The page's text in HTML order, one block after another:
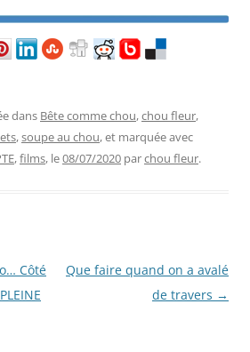
dans Bête comme chou,chou fleur,
,soupe au chou, et marquée avec
,films, le08/07/2020 parchou fleur.
Côté
Que faire quand on a avalé
de travers →